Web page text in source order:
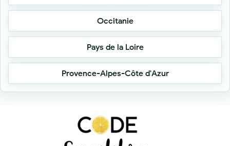
Occitanie
Pays de la Loire
Provence-Alpes-Côte d'Azur